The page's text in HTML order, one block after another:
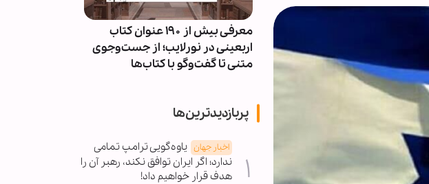
اربعین در فضای مجازی توسط
پلیس
معرفی بیش از ۱۹۰ عنوان کتاب
اربعینی در نورلایب؛ از جست‌وجوی
متنی تا گفت‌وگو با کتاب‌ها
پربازدیدترین‌ها
اخبار جهان یاوه‌گویی ترامپ تمامی
ندارد؛ اگر ایران توافق نکند، رهبر آن را
هدف قرار خواهیم داد!